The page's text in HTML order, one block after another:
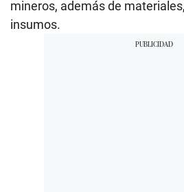
mineros, además de
insumos.